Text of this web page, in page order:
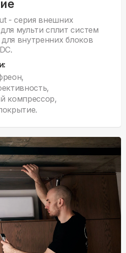
- серия внешних
мульти сплит систем
внутренних блоков
компрессор,